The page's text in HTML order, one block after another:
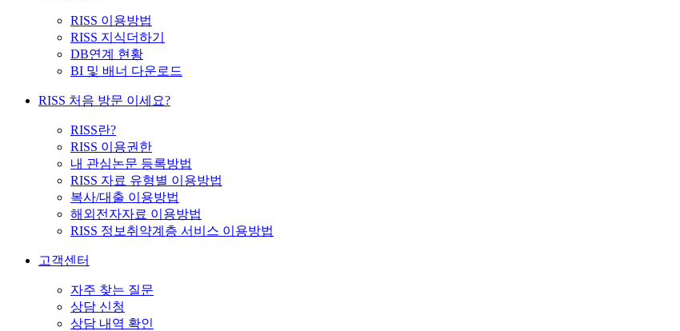
RISS 이용방법
RISS 지식더하기
DB연계 현황
BI 및 배너 다운로드
RISS 처음 방문 이세요?
RISS란?
RISS 이용권한
내 관심논문 등록방법
RISS 자료 유형별 이용방법
복사/대출 이용방법
해외전자자료 이용방법
RISS 정보취약계층 서비스 이용방법
고객센터
자주 찾는 질문
상담 신청
상담 내역 확인